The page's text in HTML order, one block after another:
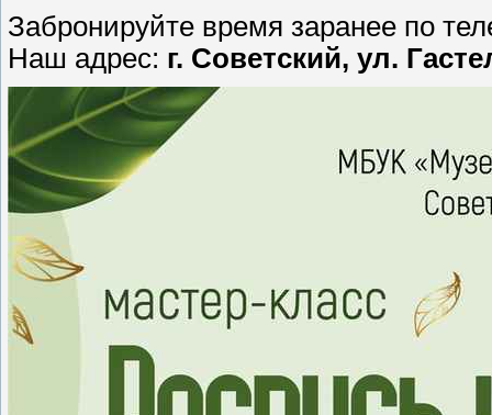
Забронируйте время заранее по
Наш адрес: г. Советский, ул.